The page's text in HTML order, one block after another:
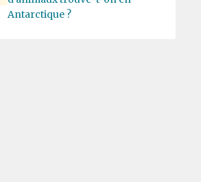
Antarctique ?